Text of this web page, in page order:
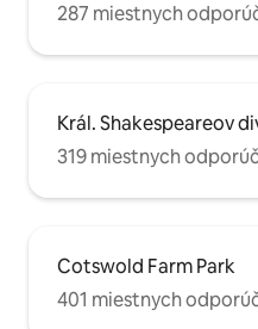
287 miestnych
Král. Shakespeareov
319 miestnych
Cotswold Farm Park
401 miestnych